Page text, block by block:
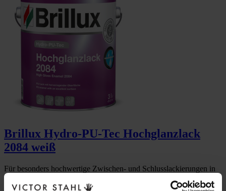
Brillux Hydro-PU-Tec Hochglanzlack
2084 weiß
Für besonders hochwertige Zwischen- und Schlusslackierungen in
Premiumqualität auf z. B. Holz, Holzwerkstoffen, Zink, Aluminium
und Eisen/Stahl.